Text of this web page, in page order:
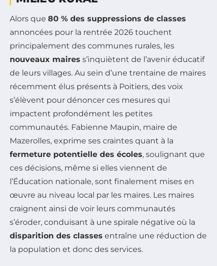
Alors que 80 % des suppressions de classes
annoncées pour la rentrée 2026 touchent
principalement des communes rurales, les
nouveaux maires s’inquiètent de l’avenir éducatif
de leurs villages. Au sein d’une trentaine de maires
récemment élus présents à Poitiers, des voix
s’élèvent pour dénoncer ces mesures qui
impactent profondément les petites
communautés. Fabienne Maupin, maire de
Mazerolles, exprime ses craintes quant à la
fermeture potentielle des écoles, soulignant que
ces décisions, même si elles viennent de
l’Éducation nationale, sont finalement mises en
œuvre au niveau local par les maires. Les maires
craignent ainsi de voir leurs communautés
s’éroder, conduisant à une spirale négative où la
disparition des classes entraîne une réduction de
la population et donc des services.